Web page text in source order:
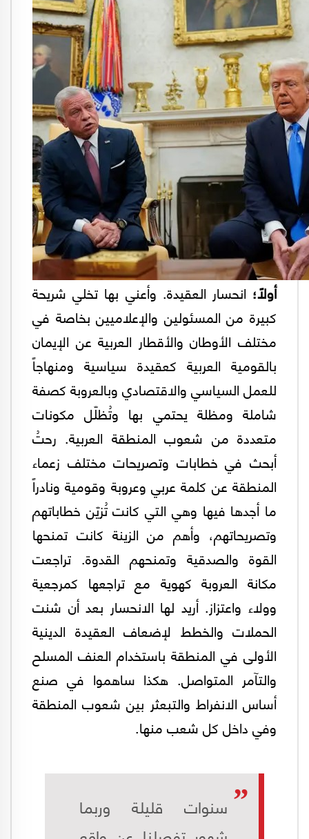
أولاً؛ انحسار العقيدة. وأعني بها تخلي شريحة
كبيرة من المسئولين والإعلاميين بخاصة في
مختلف الأوطان والأقطار العربية عن الإيمان
بالقومية العربية كعقيدة سياسية ومنهاجاً
للعمل السياسي والاقتصادي وبالعروبة كصفة
شاملة ومظلة يحتمي بها وتُظلّل مكونات
متعددة من شعوب المنطقة العربية. رحتُ
أبحث في خطابات وتصريحات مختلف زعماء
المنطقة عن كلمة عربي وعروبة وقومية ونادراً
ما أجدها فيها وهي التي كانت تُزيّن خطاباتهم
وتصريحاتهم، وأهم من الزينة كانت تمنحها
القوة والصدقية وتمنحهم القدوة. تراجعت
مكانة العروبة كهوية مع تراجعها كمرجعية
وولاء واعتزاز. أريد لها الانحسار بعد أن شنت
الحملات والخطط لإضعاف العقيدة الدينية
الأولى في المنطقة باستخدام العنف المسلح
والتآمر المتواصل. هكذا ساهموا في صنع
أساس الانفراط والتبعثر بين شعوب المنطقة
وفي داخل كل شعب منها.
سنوات قليلة وربما